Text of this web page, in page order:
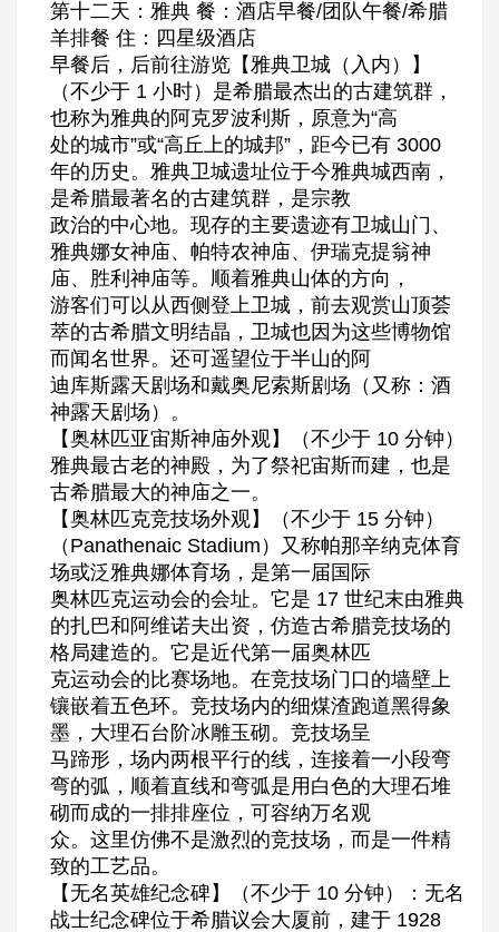
第十二天：雅典 餐：酒店早餐/团队午餐/希腊
羊排餐 住：四星级酒店
早餐后，后前往游览【雅典卫城（入内）】
（不少于 1 小时）是希腊最杰出的古建筑群，
也称为雅典的阿克罗波利斯，原意为“高
处的城市”或“高丘上的城邦”，距今已有 3000
年的历史。雅典卫城遗址位于今雅典城西南，
是希腊最著名的古建筑群，是宗教
政治的中心地。现存的主要遗迹有卫城山门、
雅典娜女神庙、帕特农神庙、伊瑞克提翁神
庙、胜利神庙等。顺着雅典山体的方向，
游客们可以从西侧登上卫城，前去观赏山顶荟
萃的古希腊文明结晶，卫城也因为这些博物馆
而闻名世界。还可遥望位于半山的阿
迪库斯露天剧场和戴奥尼索斯剧场（又称：酒
神露天剧场）。
【奥林匹亚宙斯神庙外观】（不少于 10 分钟）
雅典最古老的神殿，为了祭祀宙斯而建，也是
古希腊最大的神庙之一。
【奥林匹克竞技场外观】（不少于 15 分钟）
（Panathenaic Stadium）又称帕那辛纳克体育
场或泛雅典娜体育场，是第一届国际
奥林匹克运动会的会址。它是 17 世纪末由雅典
的扎巴和阿维诺夫出资，仿造古希腊竞技场的
格局建造的。它是近代第一届奥林匹
克运动会的比赛场地。在竞技场门口的墙壁上
镶嵌着五色环。竞技场内的细煤渣跑道黑得象
墨，大理石台阶冰雕玉砌。竞技场呈
马蹄形，场内两根平行的线，连接着一小段弯
弯的弧，顺着直线和弯弧是用白色的大理石堆
砌而成的一排排座位，可容纳万名观
众。这里仿佛不是激烈的竞技场，而是一件精
致的工艺品。
【无名英雄纪念碑】（不少于 10 分钟）：无名
战士纪念碑位于希腊议会大厦前，建于 1928